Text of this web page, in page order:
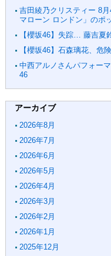
吉田綾乃クリスティー 8
マローン ロンドン」のポ
【櫻坂46】失踪… 藤吉夏
【櫻坂46】石森璃花、危
中西アルノさんパフォー
46
アーカイブ
2026年8月
2026年7月
2026年6月
2026年5月
2026年4月
2026年3月
2026年2月
2026年1月
2025年12月